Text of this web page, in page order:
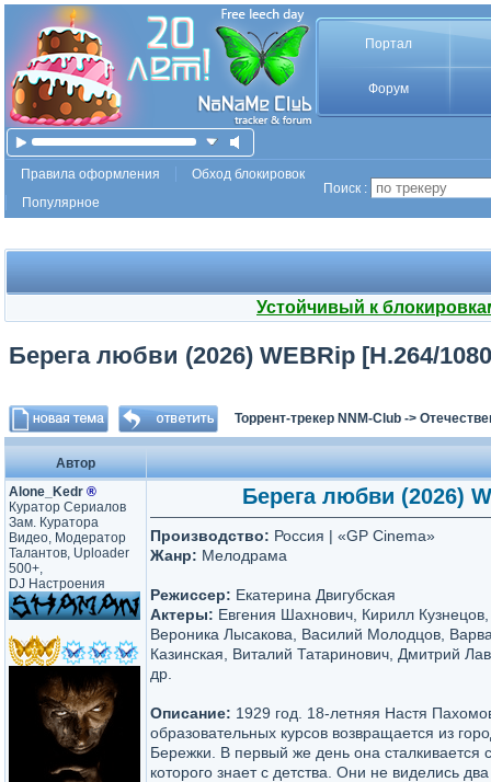
Портал
Форум
Правила оформления
Обход блокировок
Популярное
Поиск :
Устойчивый к
Берега любви (2026) WEBRip [H.264/
Торрент-трекер NNM-Club ->
Автор
Alone_Kedr ®
Куратор Сериалов
Зам. Куратора
Видео, Модератор
Талантов, Uploader
500+,
DJ Настроения
Берега любви (2026)
Производство: Россия | «GP Cinema»
Жанр: Мелодрама
Режиссер: Екатерина Двигубская
Актеры: Евгения Шахнович, Кирилл
Вероника Лысакова, Василий Молодцов,
Казинская, Виталий Татаринович, Дмитрий
др.
Описание: 1929 год. 18-летняя Настя
образовательных курсов возвращается из
Бережки. В первый же день она
которого знает с детства. Они не виделись